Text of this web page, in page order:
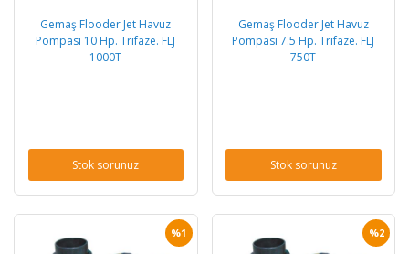
Gemaş Flooder Jet Havuz
Pompası 10 Hp. Trifaze. FLJ
1000T
Stok sorunuz
Gemaş Flooder Jet Havuz
Pompası 7.5 Hp. Trifaze. FLJ
750T
Stok sorunuz
%1 %2